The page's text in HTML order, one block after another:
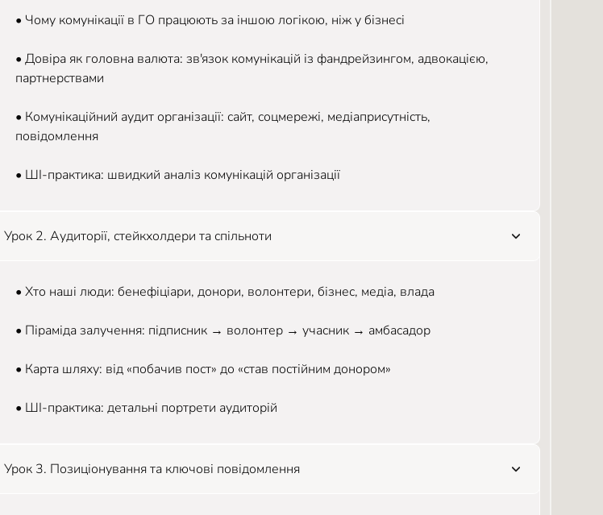
• Чому комунікації в ГО працюють за іншою логікою, ніж у бізнесі
• Довіра як головна валюта: зв'язок комунікацій із фандрейзингом, адвокацією,
партнерствами
• Комунікаційний аудит організації: сайт, соцмережі, медіаприсутність,
повідомлення
• ШІ-практика: швидкий аналіз комунікацій організації
Урок 2. Аудиторії, стейкхолдери та спільноти
• Хто наші люди: бенефіціари, донори, волонтери, бізнес, медіа, влада
• Піраміда залучення: підписник → волонтер → учасник → амбасадор
• Карта шляху: від «побачив пост» до «став постійним донором»
• ШІ-практика: детальні портрети аудиторій
Урок 3. Позиціонування та ключові повідомлення